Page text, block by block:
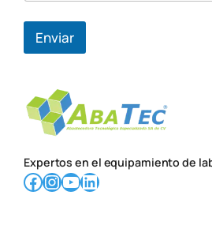
Enviar
Expertos en el equipamiento de
Facebook InstagramYouTube LinkedIn